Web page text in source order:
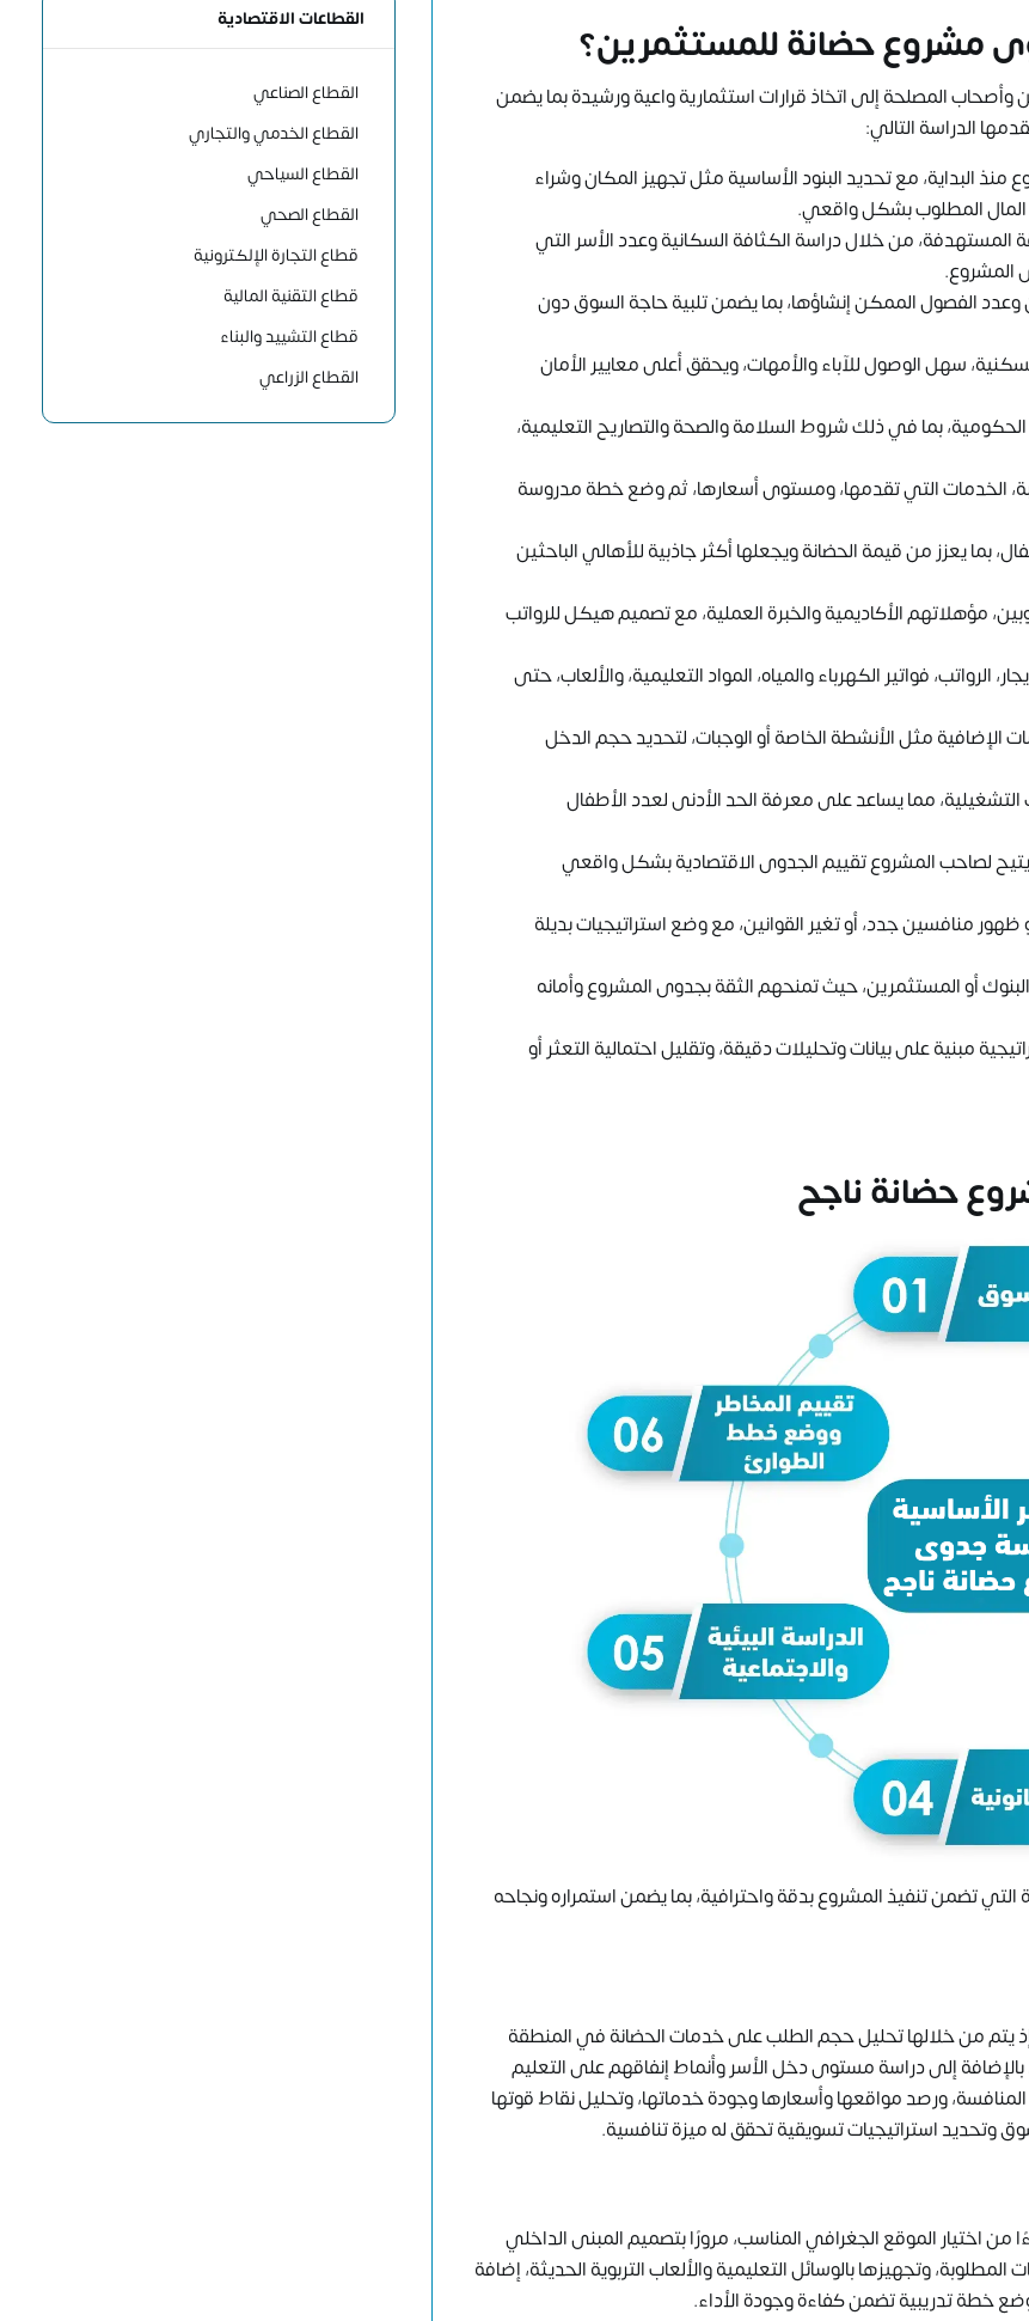
مشروع حضانة للمستثمرين؟
وأصحاب المصلحة إلى اتخاذ قرارات استثمارية واعية ورشيدة بما يضمن
الدراسة التالي:
البداية، مع تحديد البنود الأساسية مثل تجهيز المكان وشراء
المطلوب بشكل واقعي.
من خلال دراسة الكثافة السكانية وعدد الأسر التي
المشروع.
وعدد الفصول الممكن إنشاؤها، بما يضمن تلبية حاجة السوق دون
سهل الوصول للآباء والأمهات، ويحقق أعلى معايير الأمان
بما في ذلك شروط السلامة والصحة والتصاريح التعليمية،
الخدمات التي تقدمها، ومستوى أسعارها، ثم وضع خطة مدروسة
بما يعزز من قيمة الحضانة ويجعلها أكثر جاذبية للأهالي الباحثين
مؤهلاتهم الأكاديمية والخبرة العملية، مع تصميم هيكل للرواتب
فواتير الكهرباء والمياه، المواد التعليمية، والألعاب، حتى
الإضافية مثل الأنشطة الخاصة أو الوجبات، لتحديد حجم الدخل
مما يساعد على معرفة الحد الأدنى لعدد الأطفال
لصاحب المشروع تقييم الجدوى الاقتصادية بشكل واقعي
منافسين جدد، أو تغير القوانين، مع وضع استراتيجيات بديلة
أو المستثمرين، حيث تمنحهم الثقة بجدوى المشروع وأمانه
مبنية على بيانات وتحليلات دقيقة، وتقليل احتمالية التعثر أو
حضانة ناجح
تضمن تنفيذ المشروع بدقة واحترافية، بما يضمن استمراره ونجاحه
يتم من خلالها تحليل حجم الطلب على خدمات الحضانة في المنطقة
إلى دراسة مستوى دخل الأسر وأنماط إنفاقهم على التعليم
ورصد مواقعها وأسعارها وجودة خدماتها، وتحليل نقاط قوتها
استراتيجيات تسويقية تحقق له ميزة تنافسية.
من اختيار الموقع الجغرافي المناسب، مرورًا بتصميم المبنى الداخلي
وتجهيزها بالوسائل التعليمية والألعاب التربوية الحديثة، إضافة
خطة تدريبية تضمن كفاءة وجودة الأداء.
القطاعات الاقتصادية
القطاع الصناعي
القطاع الخدمي والتجاري
القطاع السياحي
القطاع الصحي
قطاع التجارة الإلكترونية
قطاع التقنية المالية
قطاع التشييد والبناء
القطاع الزراعي